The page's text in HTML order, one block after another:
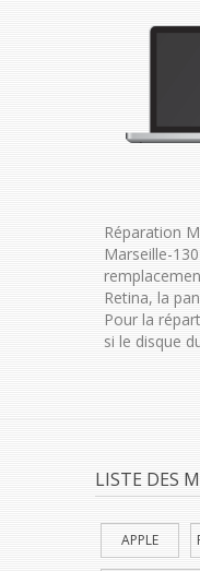
Réparation
Marseille-
Retina, la
Pour la
si le disque
LISTE DES
APPLE